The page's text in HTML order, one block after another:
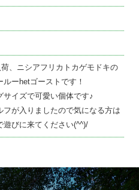
、ニシアフリカトカゲモドキの
ルーhetゴーストです！
サイズで可愛い個体です♪
フが入りましたので気になる方は
遊びに来てください(^^)/